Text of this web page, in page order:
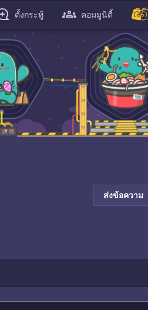
ตั้งกระทู้ คอมมูนิตี้
ส่งข้อความ